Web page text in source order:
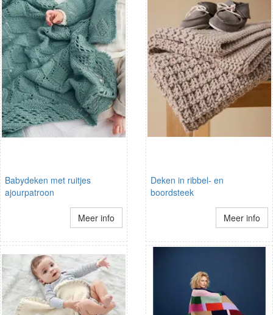
Babydeken met ruitjes
ajourpatroon
Meer info
Deken in ribbel- en
boordsteek
Meer info